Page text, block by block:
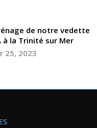
de notre vedette
à la Trinité sur Mer
25, 2023